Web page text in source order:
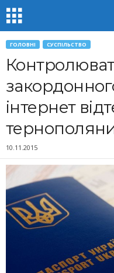
ГОЛОВНІ СУСПІЛЬСТВО
інтернет
10.11.2015